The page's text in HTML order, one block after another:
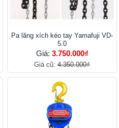
Pa lăng xích kéo tay Yamafuji VD-
5.0
Giá: 3.750.000₫
Giá cũ: 4.350.000₫